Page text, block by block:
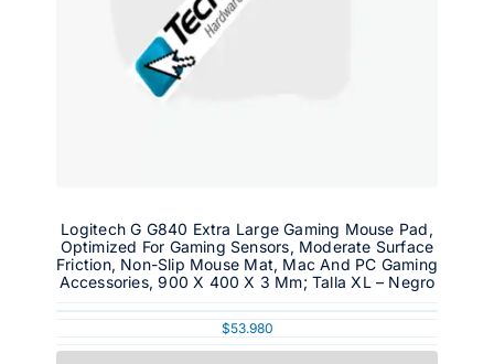
Logitech G G840 Extra Large Gaming Mouse Pad,
Optimized For Gaming Sensors, Moderate Surface
Friction, Non-Slip Mouse Mat, Mac And PC Gaming
Accessories, 900 X 400 X 3 Mm; Talla XL – Negro
$53.980